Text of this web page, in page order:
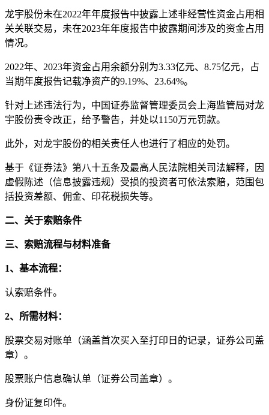
龙宇股份未在2022年年度报告中披露上述非经营性资金占用相
关关联交易，未在2023年年度报告中披露期间涉及的资金占用
情况。
2022年、2023年资金占用余额分别为3.33亿元、8.75亿元，占
当期年度报告记载净资产的9.19%、23.64%。
针对上述违法行为，中国证券监督管理委员会上海监管局对龙
宇股份责令改正，给予警告，并处以1150万元罚款。
此外，对龙宇股份的相关责任人也进行了相应的处罚。
基于《证券法》第八十五条及最高人民法院相关司法解释，因
虚假陈述（信息披露违规）受损的投资者可依法索赔，范围包
括投资差额、佣金、印花税损失等。
二、关于索赔条件
三、索赔流程与材料准备
1、基本流程：
认索赔条件。
2、所需材料：
股票交易对账单（涵盖首次买入至打印日的记录，证券公司盖
章）。
股票账户信息确认单（证券公司盖章）。
身份证复印件。